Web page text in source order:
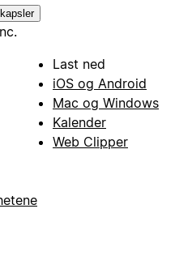
Last ned
iOS og Android
Mac og Windows
Kalender
Web Clipper